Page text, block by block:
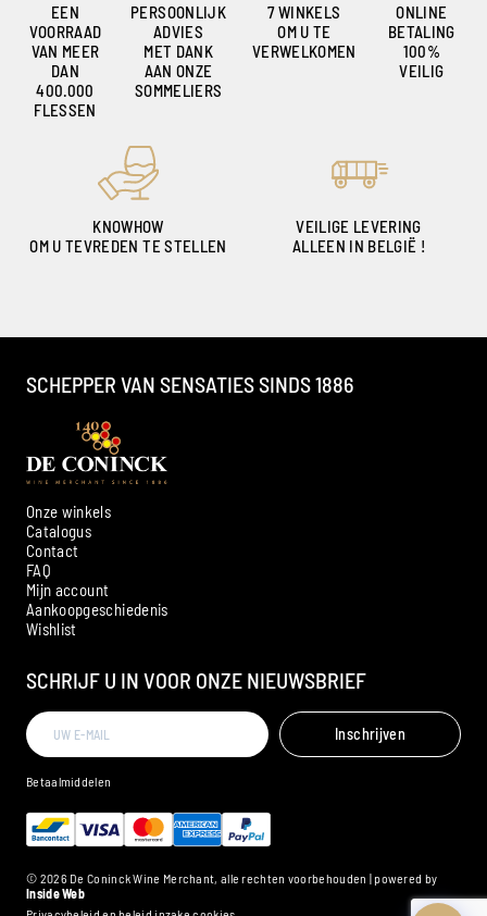
EEN
VOORRAAD
VAN MEER
DAN
400.000
FLESSEN
PERSOONLIJK
ADVIES
MET DANK
AAN ONZE
SOMMELIERS
7 WINKELS
OM U TE
VERWELKOMEN
ONLINE
BETALING
100%
VEILIG
KNOWHOW
OM U TEVREDEN TE STELLEN
VEILIGE LEVERING
ALLEEN IN BELGIË !
Onze winkels
Catalogus
Contact
FAQ
Mijn account
Aankoopgeschiedenis
Wishlist
SCHRIJF U IN VOOR ONZE NIEUWSBRIEF
Inschrijven
SCHEPPER VAN SENSATIES SINDS 1886
Betaalmiddelen
© 2026 De Coninck Wine Merchant, alle rechten voorbehouden | powered by
Inside Web